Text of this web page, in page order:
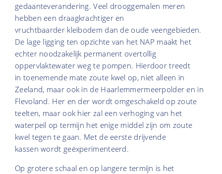
gedaanteverandering. Veel drooggemalen meren
hebben een draagkrachtiger en
vruchtbaarder kleibodem dan de oude veengebieden.
De lage ligging ten opzichte van het NAP maakt het
echter noodzakelijk permanent overtollig
oppervlaktewater weg te pompen. Hierdoor treedt
in toenemende mate zoute kwel op, niet alleen in
Zeeland, maar ook in de Haarlemmermeerpolder en in
Flevoland. Her en der wordt omgeschakeld op zoute
teelten, maar ook hier zal een verhoging van het
waterpeil op termijn het enige middel zijn om zoute
kwel tegen te gaan. Met de eerste drijvende
kassen wordt geëxperimenteerd.
Op grotere schaal en op langere termijn is het